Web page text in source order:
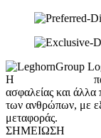
Η
ασφαλείας και άλλα
των ανθρώπων, με
μεταφοράς.
ΣΗΜΕΊΩΣΗ